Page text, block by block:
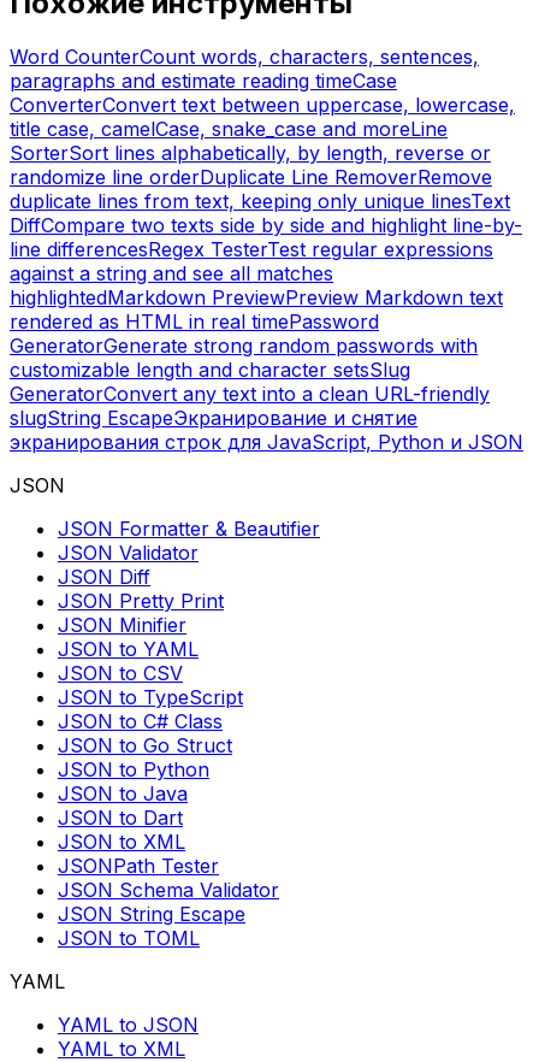
Word CounterCount words, characters, sentences,
paragraphs and estimate reading timeCase
ConverterConvert text between uppercase, lowercase,
title case, camelCase, snake_case and moreLine
SorterSort lines alphabetically, by length, reverse or
randomize line orderDuplicate Line RemoverRemove
duplicate lines from text, keeping only unique linesText
DiffCompare two texts side by side and highlight line-by-
line differencesRegex TesterTest regular expressions
against a string and see all matches
highlightedMarkdown PreviewPreview Markdown text
rendered as HTML in real timePassword
GeneratorGenerate strong random passwords with
customizable length and character setsSlug
GeneratorConvert any text into a clean URL-friendly
slugString EscapeЭкранирование и снятие
экранирования строк для JavaScript, Python и JSON
JSON
JSON Formatter & Beautifier
JSON Validator
JSON Diff
JSON Pretty Print
JSON Minifier
JSON to YAML
JSON to CSV
JSON to TypeScript
JSON to C# Class
JSON to Go Struct
JSON to Python
JSON to Java
JSON to Dart
JSON to XML
JSONPath Tester
JSON Schema Validator
JSON String Escape
JSON to TOML
YAML
YAML to JSON
YAML to XML